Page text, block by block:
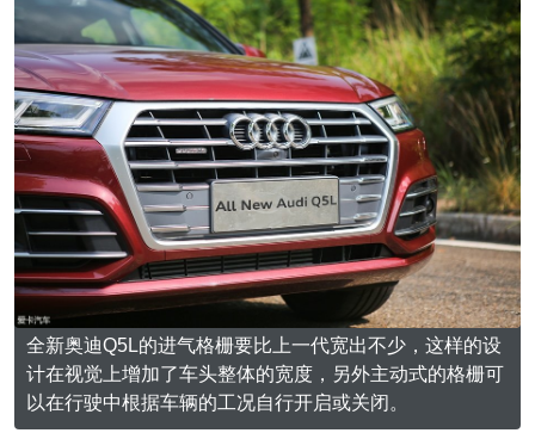
全新奥迪Q5L的进气格栅要比上一代宽出不少，这样的设
计在视觉上增加了车头整体的宽度，另外主动式的格栅可
以在行驶中根据车辆的工况自行开启或关闭。